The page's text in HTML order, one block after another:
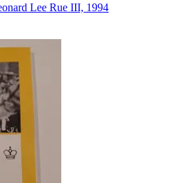
Lee Rue III, 1994